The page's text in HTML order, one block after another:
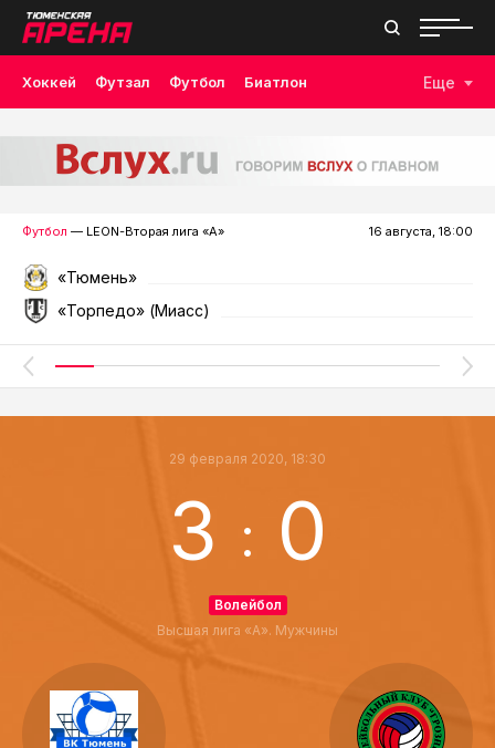
Хоккей Футзал Футбол Биатлон Еще
Футбол — LEON-Вторая лига «А» 16 августа, 18:00
«Тюмень»
«Торпедо» (Миасс)
29 февраля 2020, 18:30
3 : 0
Волейбол
Высшая лига «А». Мужчины